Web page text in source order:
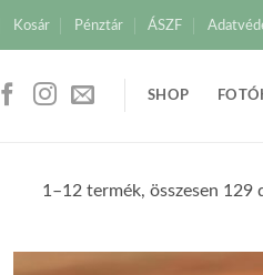
Kosár Pénztár ÁSZF
SHOP
1–12 termék, összesen 129